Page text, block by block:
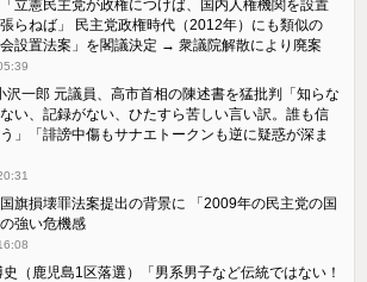
立憲民主党が政権につけば、国内人権機関を設置
らねば」 民主党政権時代（2012年）にも類似の
会設置法案」を閣議決定 → 衆議院解散により廃案
沢一郎 元議員、高市首相の陳述書を猛批判「知らな
い、記録がない、ひたすら苦しい言い訳。誰も信
」「誹謗中傷もサナエトークンも逆に疑惑が深ま
旗損壊罪法案提出の背景に 「2009年の民主党の国
強い危機感
（鹿児島1区落選）「男系男子など伝統ではない！